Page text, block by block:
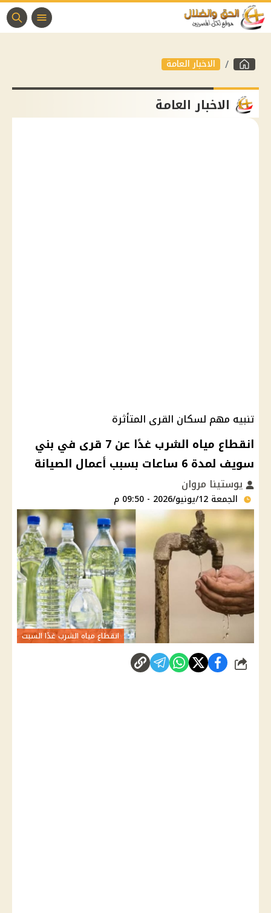
الاخبار العامة
الاخبار العامة
تنبيه مهم لسكان القرى المتأثرة
انقطاع مياه الشرب غدًا عن 7 قرى في بني
سويف لمدة 6 ساعات بسبب أعمال الصيانة
يوستينا مروان
الجمعة 12/يونيو/2026 - 09:50 م
انقطاع مياه الشرب غدًا السبت
شارك